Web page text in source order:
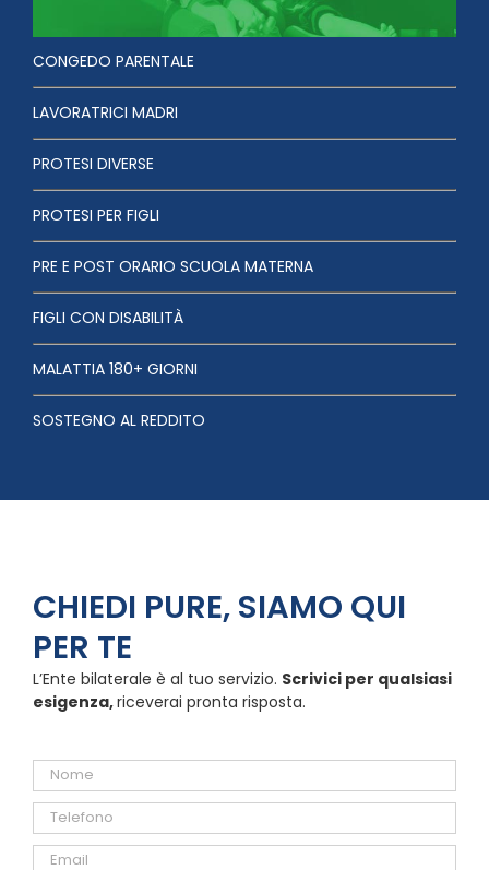
CONGEDO PARENTALE
LAVORATRICI MADRI
PROTESI DIVERSE
PROTESI PER FIGLI
PRE E POST ORARIO SCUOLA MATERNA
FIGLI CON DISABILITÀ
MALATTIA 180+ GIORNI
SOSTEGNO AL REDDITO
CHIEDI PURE, SIAMO QUI
PER TE
L’Ente bilaterale è al tuo servizio. Scrivici per qualsiasi
esigenza,riceverai pronta risposta.